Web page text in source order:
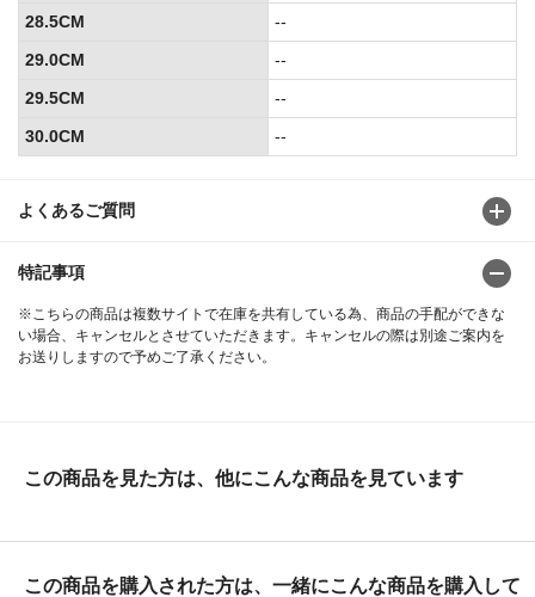
よくあるご質問
特記事項
※こちらの商品は複数サイトで在庫を共有している為、商品の手配ができな
い場合、キャンセルとさせていただきます。キャンセルの際は別途ご案内を
お送りしますので予めご了承ください。
28.5CM
--
29.0CM
--
29.5CM
--
30.0CM
--
この商品を見た方は、他にこんな商品を見ています
この商品を購入された方は、一緒にこんな商品を購入して